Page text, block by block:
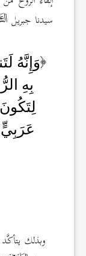
سيدنا جبريل
وَإِنَّهُ
بِهِ
وبذلك